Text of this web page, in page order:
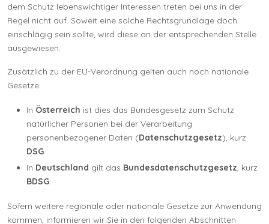
dem Schutz lebenswichtiger Interessen treten bei uns in der
Regel nicht auf. Soweit eine solche Rechtsgrundlage doch
einschlägig sein sollte, wird diese an der entsprechenden Stelle
ausgewiesen.
Zusätzlich zu der EU-Verordnung gelten auch noch nationale
Gesetze:
In Österreich ist dies das Bundesgesetz zum Schutz
natürlicher Personen bei der Verarbeitung
personenbezogener Daten (Datenschutzgesetz), kurz
DSG.
In Deutschland gilt das Bundesdatenschutzgesetz, kurz
BDSG.
Sofern weitere regionale oder nationale Gesetze zur Anwendung
kommen, informieren wir Sie in den folgenden Abschnitten